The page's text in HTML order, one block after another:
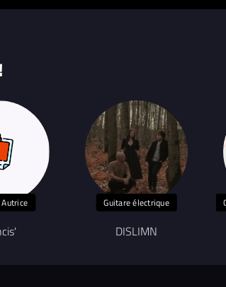
Guitare électrique
DISLIMN